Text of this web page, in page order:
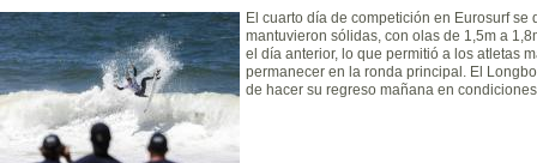
El cuarto día de competición en Eurosurf
mantuvieron sólidas, con olas de 1,5m a
el día anterior, lo que permitió a los atletas
permanecer en la ronda principal. El
de hacer su regreso mañana en